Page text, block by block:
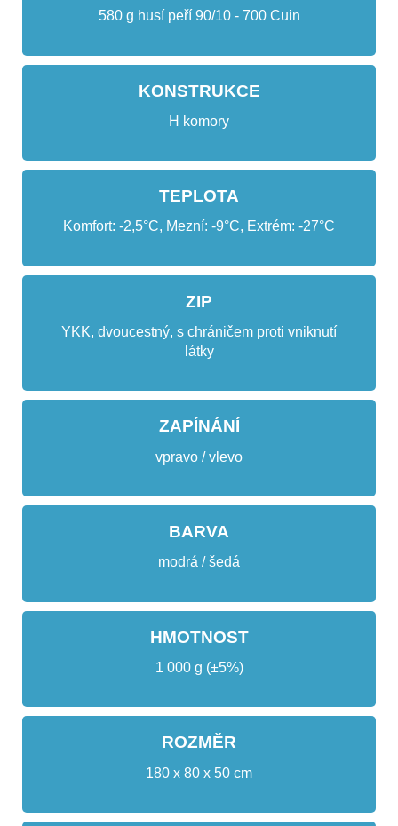
580 g husí peří 90/10 - 700 Cuin
KONSTRUKCE
H komory
TEPLOTA
Komfort: -2,5°C, Mezní: -9°C, Extrém: -27°C
ZIP
YKK, dvoucestný, s chráničem proti vniknutí
látky
ZAPÍNÁNÍ
vpravo / vlevo
BARVA
modrá / šedá
HMOTNOST
1 000 g (±5%)
ROZMĚR
180 x 80 x 50 cm